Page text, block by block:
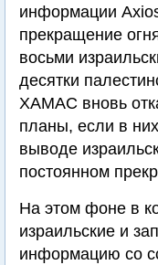
информации
прекращение
восьми
десятки
ХАМАС вновь
планы, если в
выводе
постоянном
На этом фоне в
израильские и
информацию со